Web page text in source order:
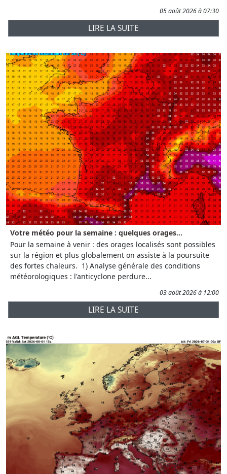
05 août 2026 à 07:30
LIRE LA SUITE
Votre météo pour la semaine : quelques orages...
Pour la semaine à venir : des orages localisés sont possibles
sur la région et plus globalement on assiste à la poursuite
des fortes chaleurs. 1) Analyse générale des conditions
météorologiques : l'anticyclone perdure...
03 août 2026 à 12:00
LIRE LA SUITE